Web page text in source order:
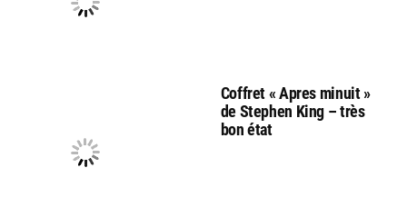
Coffret « Apres minuit »
de Stephen King – très
bon état